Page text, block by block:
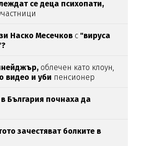
се деца психопати,
Наско Месечков с "вируса
облечен като клоун,
видео и уби пенсионер
България почнаха да
зачестяват болките в